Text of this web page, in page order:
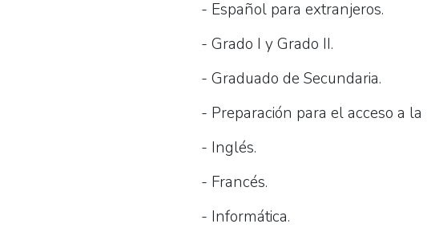
- Español para extranjeros.
- Grado I y Grado II.
- Graduado de Secundaria.
- Preparación para el acceso a
- Inglés.
- Francés.
- Informática.